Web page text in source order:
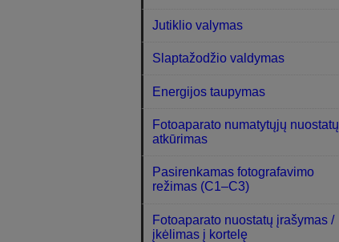
Jutiklio valymas
Slaptažodžio valdymas
Energijos taupymas
Fotoaparato numatytųjų nuostatų
atkūrimas
Pasirenkamas fotografavimo
režimas (C1–C3)
Fotoaparato nuostatų įrašymas /
įkėlimas į kortelę